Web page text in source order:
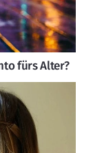
fürs Alter?